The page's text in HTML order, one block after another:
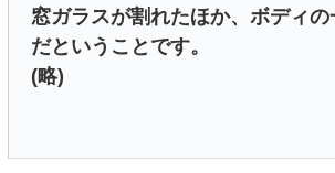
窓ガラスが割れたほか、ボディ
だということです。
(略)